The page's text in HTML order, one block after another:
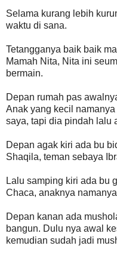
Selama kurang lebih
waktu di sana.
Tetangganya baik baik
Mamah Nita, Nita ini
bermain.
Depan rumah pas
Anak yang kecil
saya, tapi dia pindah lalu
Depan agak kiri ada bu
Shaqila, teman sebaya
Lalu samping kiri ada bu
Chaca, anaknya
Depan kanan ada
bangun. Dulu nya awal
kemudian sudah jadi